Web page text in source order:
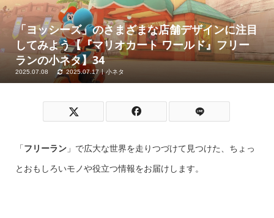
「ヨッシーズ」のさまざまな店舗デザインに注目
してみよう【『マリオカート ワールド』フリー
ランの小ネタ】34
2025.07.08 2025.07.17 小ネタ
「フリーラン」で広大な世界を走りつづけて見つけた、ちょっ
とおもしろいモノや役立つ情報をお届けします。